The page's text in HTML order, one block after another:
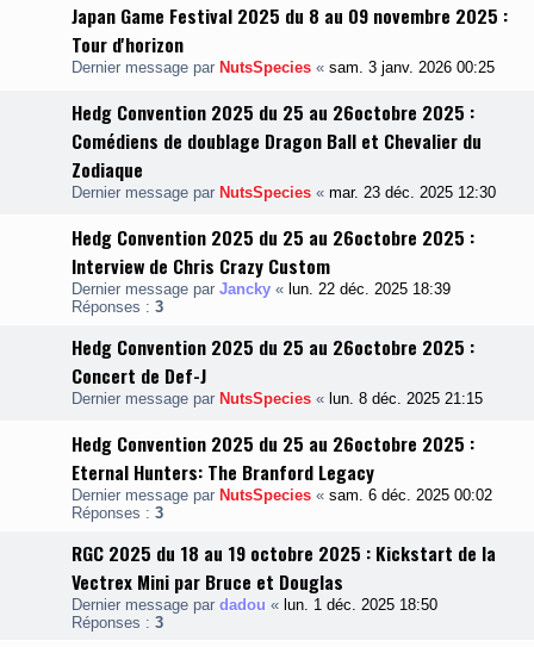
Japan Game Festival 2025 du 8 au 09 novembre 2025 :
Tour d'horizon
Dernier message par NutsSpecies « sam. 3 janv. 2026 00:25
Hedg Convention 2025 du 25 au 26octobre 2025 :
Comédiens de doublage Dragon Ball et Chevalier du
Zodiaque
Dernier message par NutsSpecies « mar. 23 déc. 2025 12:30
Hedg Convention 2025 du 25 au 26octobre 2025 :
Interview de Chris Crazy Custom
Dernier message par Jancky « lun. 22 déc. 2025 18:39
Réponses : 3
Hedg Convention 2025 du 25 au 26octobre 2025 :
Concert de Def-J
Dernier message par NutsSpecies « lun. 8 déc. 2025 21:15
Hedg Convention 2025 du 25 au 26octobre 2025 :
Eternal Hunters: The Branford Legacy
Dernier message par NutsSpecies « sam. 6 déc. 2025 00:02
Réponses : 3
RGC 2025 du 18 au 19 octobre 2025 : Kickstart de la
Vectrex Mini par Bruce et Douglas
Dernier message par dadou « lun. 1 déc. 2025 18:50
Réponses : 3